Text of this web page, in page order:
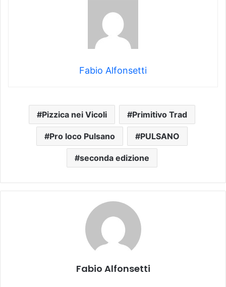
Fabio Alfonsetti
Pizzica nei Vicoli Primitivo Trad
Pro loco Pulsano PULSANO
seconda edizione
Fabio Alfonsetti